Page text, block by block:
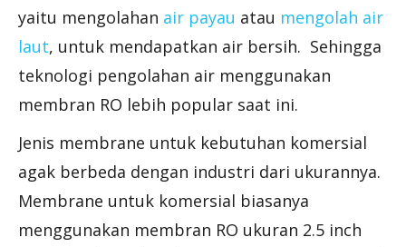
yaitu mengolahan air payau atau mengolah air
laut, untuk mendapatkan air bersih. Sehingga
teknologi pengolahan air menggunakan
membran RO lebih popular saat ini.
Jenis membrane untuk kebutuhan komersial
agak berbeda dengan industri dari ukurannya.
Membrane untuk komersial biasanya
menggunakan membran RO ukuran 2.5 inch